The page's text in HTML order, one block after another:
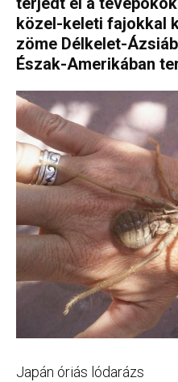
közel-keleti fajokkal
zöme Délkelet-
Észak-Amerikában
Japán óriás lódarázs